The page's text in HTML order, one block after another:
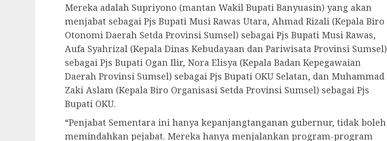
Mereka adalah Supriyono (mantan Wakil Bupati Banyuasin) yang akan
menjabat sebagai Pjs Bupati Musi Rawas Utara, Ahmad Rizali (Kepala Biro
Otonomi Daerah Setda Provinsi Sumsel) sebagai Pjs Bupati Musi Rawas,
Aufa Syahrizal (Kepala Dinas Kebudayaan dan Pariwisata Provinsi Sumsel)
sebagai Pjs Bupati Ogan Ilir, Nora Elisya (Kepala Badan Kepegawaian
Daerah Provinsi Sumsel) sebagai Pjs Bupati OKU Selatan, dan Muhammad
Zaki Aslam (Kepala Biro Organisasi Setda Provinsi Sumsel) sebagai Pjs
Bupati OKU.
“Penjabat Sementara ini hanya kepanjangtanganan gubernur, tidak boleh
memindahkan pejabat. Mereka hanya menjalankan program-program